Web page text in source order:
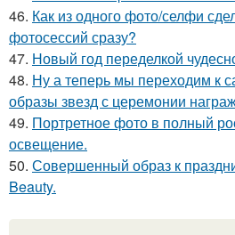
46. Как из одного фото/селфи
фотосессий сразу?
47. Новый год переделкой
48. Ну а теперь мы переходим к
образы звезд с церемонии
49. Портретное фото в полный
освещение.
50. Совершенный образ к
Beauty.